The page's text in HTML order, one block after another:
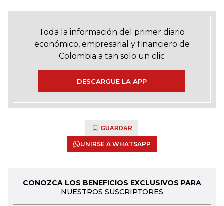
Toda la información del primer diario
económico, empresarial y financiero de
Colombia a tan solo un clic
DESCARGUE LA APP
GUARDAR
UNIRSE A WHATSAPP
CONOZCA LOS BENEFICIOS EXCLUSIVOS PARA
NUESTROS SUSCRIPTORES